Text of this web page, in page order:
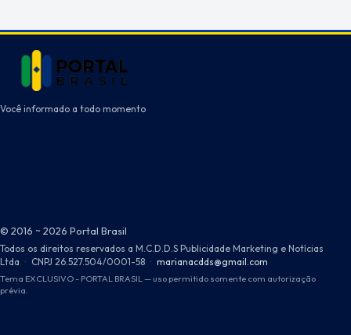
Você informado a todo momento
© 2016 ~ 2026 Portal Brasil
Todos os direitos reservados a M.C.D.D.S Publicidade Marketing e Notícias
Ltda · CNPJ 26.527.504/0001-58 · marianacdds@gmail.com
Tema EXCLUSIVO - PORTAL BRASIL — uso permitido somente com autorização
prévia.